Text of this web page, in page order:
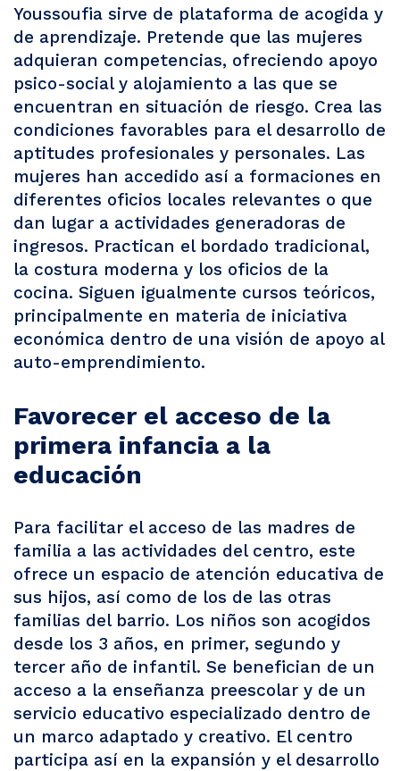
Youssoufia sirve de plataforma de acogida y
de aprendizaje. Pretende que las mujeres
adquieran competencias, ofreciendo apoyo
psico-social y alojamiento a las que se
encuentran en situación de riesgo. Crea las
condiciones favorables para el desarrollo de
aptitudes profesionales y personales. Las
mujeres han accedido así a formaciones en
diferentes oficios locales relevantes o que
dan lugar a actividades generadoras de
ingresos. Practican el bordado tradicional,
la costura moderna y los oficios de la
cocina. Siguen igualmente cursos teóricos,
principalmente en materia de iniciativa
económica dentro de una visión de apoyo al
auto-emprendimiento.
Favorecer el acceso de la
primera infancia a la
educación
Para facilitar el acceso de las madres de
familia a las actividades del centro, este
ofrece un espacio de atención educativa de
sus hijos, así como de los de las otras
familias del barrio. Los niños son acogidos
desde los 3 años, en primer, segundo y
tercer año de infantil. Se benefician de un
acceso a la enseñanza preescolar y de un
servicio educativo especializado dentro de
un marco adaptado y creativo. El centro
participa así en la expansión y el desarrollo